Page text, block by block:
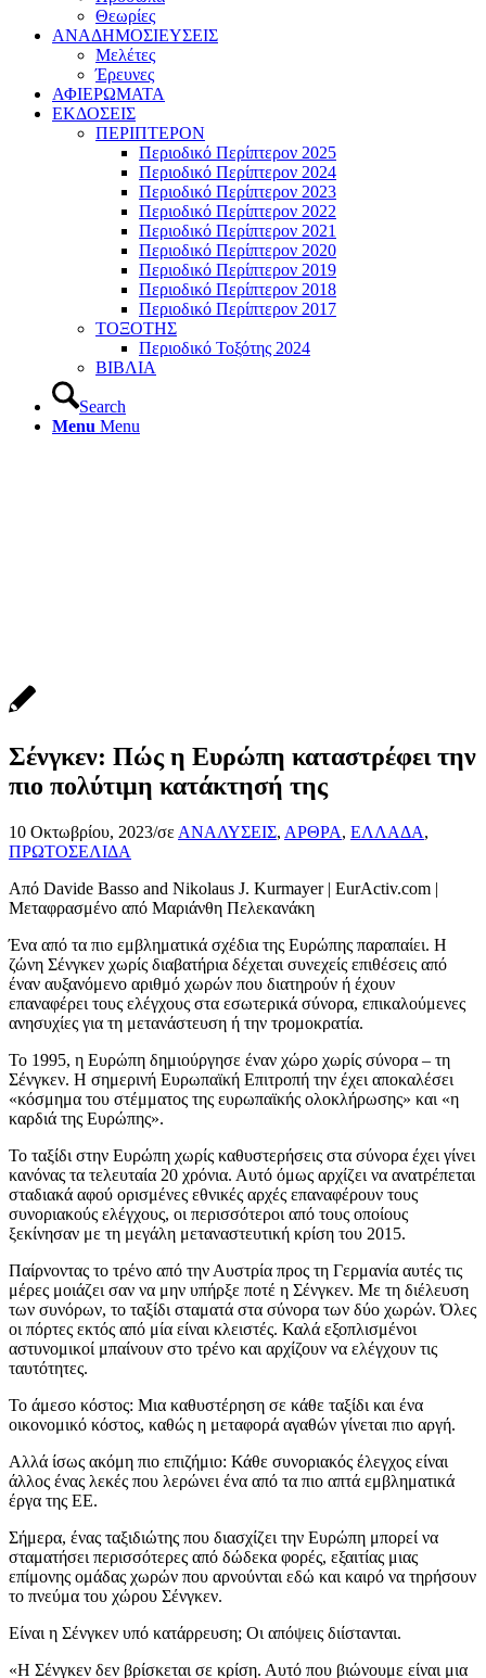
Θεωρίες
ΑΝΑΔΗΜΟΣΙΕΥΣΕΙΣ
Μελέτες
Έρευνες
ΑΦΙΕΡΩΜΑΤΑ
ΕΚΔΟΣΕΙΣ
ΠΕΡΙΠΤΕΡΟΝ
Περιοδικό Περίπτερον 2025
Περιοδικό Περίπτερον 2024
Περιοδικό Περίπτερον 2023
Περιοδικό Περίπτερον 2022
Περιοδικό Περίπτερον 2021
Περιοδικό Περίπτερον 2020
Περιοδικό Περίπτερον 2019
Περιοδικό Περίπτερον 2018
Περιοδικό Περίπτερον 2017
ΤΟΞΟΤΗΣ
Περιοδικό Τοξότης 2024
ΒΙΒΛΙΑ
Search
Menu Menu
Σένγκεν: Πώς η Ευρώπη καταστρέφει την
πιο πολύτιμη κατάκτησή της
10 Οκτωβρίου, 2023/σε ΑΝΑΛΥΣΕΙΣ, ΑΡΘΡΑ, ΕΛΛΑΔΑ,
ΠΡΩΤΟΣΕΛΙΔΑ
Από Davide Basso and Nikolaus J. Kurmayer | EurActiv.com |
Μεταφρασμένο από Μαριάνθη Πελεκανάκη
Ένα από τα πιο εμβληματικά σχέδια της Ευρώπης παραπαίει. Η
ζώνη Σένγκεν χωρίς διαβατήρια δέχεται συνεχείς επιθέσεις από
έναν αυξανόμενο αριθμό χωρών που διατηρούν ή έχουν
επαναφέρει τους ελέγχους στα εσωτερικά σύνορα, επικαλούμενες
ανησυχίες για τη μετανάστευση ή την τρομοκρατία.
Το 1995, η Ευρώπη δημιούργησε έναν χώρο χωρίς σύνορα – τη
Σένγκεν. Η σημερινή Ευρωπαϊκή Επιτροπή την έχει αποκαλέσει
«κόσμημα του στέμματος της ευρωπαϊκής ολοκλήρωσης» και «η
καρδιά της Ευρώπης».
Το ταξίδι στην Ευρώπη χωρίς καθυστερήσεις στα σύνορα έχει γίνει
κανόνας τα τελευταία 20 χρόνια. Αυτό όμως αρχίζει να ανατρέπεται
σταδιακά αφού ορισμένες εθνικές αρχές επαναφέρουν τους
συνοριακούς ελέγχους, οι περισσότεροι από τους οποίους
ξεκίνησαν με τη μεγάλη μεταναστευτική κρίση του 2015.
Παίρνοντας το τρένο από την Αυστρία προς τη Γερμανία αυτές τις
μέρες μοιάζει σαν να μην υπήρξε ποτέ η Σένγκεν. Με τη διέλευση
των συνόρων, το ταξίδι σταματά στα σύνορα των δύο χωρών. Όλες
οι πόρτες εκτός από μία είναι κλειστές. Καλά εξοπλισμένοι
αστυνομικοί μπαίνουν στο τρένο και αρχίζουν να ελέγχουν τις
ταυτότητες.
Το άμεσο κόστος: Μια καθυστέρηση σε κάθε ταξίδι και ένα
οικονομικό κόστος, καθώς η μεταφορά αγαθών γίνεται πιο αργή.
Αλλά ίσως ακόμη πιο επιζήμιο: Κάθε συνοριακός έλεγχος είναι
άλλος ένας λεκές που λερώνει ένα από τα πιο απτά εμβληματικά
έργα της ΕΕ.
Σήμερα, ένας ταξιδιώτης που διασχίζει την Ευρώπη μπορεί να
σταματήσει περισσότερες από δώδεκα φορές, εξαιτίας μιας
επίμονης ομάδας χωρών που αρνούνται εδώ και καιρό να τηρήσουν
το πνεύμα του χώρου Σένγκεν.
Είναι η Σένγκεν υπό κατάρρευση; Οι απόψεις διίστανται.
«Η Σένγκεν δεν βρίσκεται σε κρίση. Αυτό που βιώνουμε είναι μια